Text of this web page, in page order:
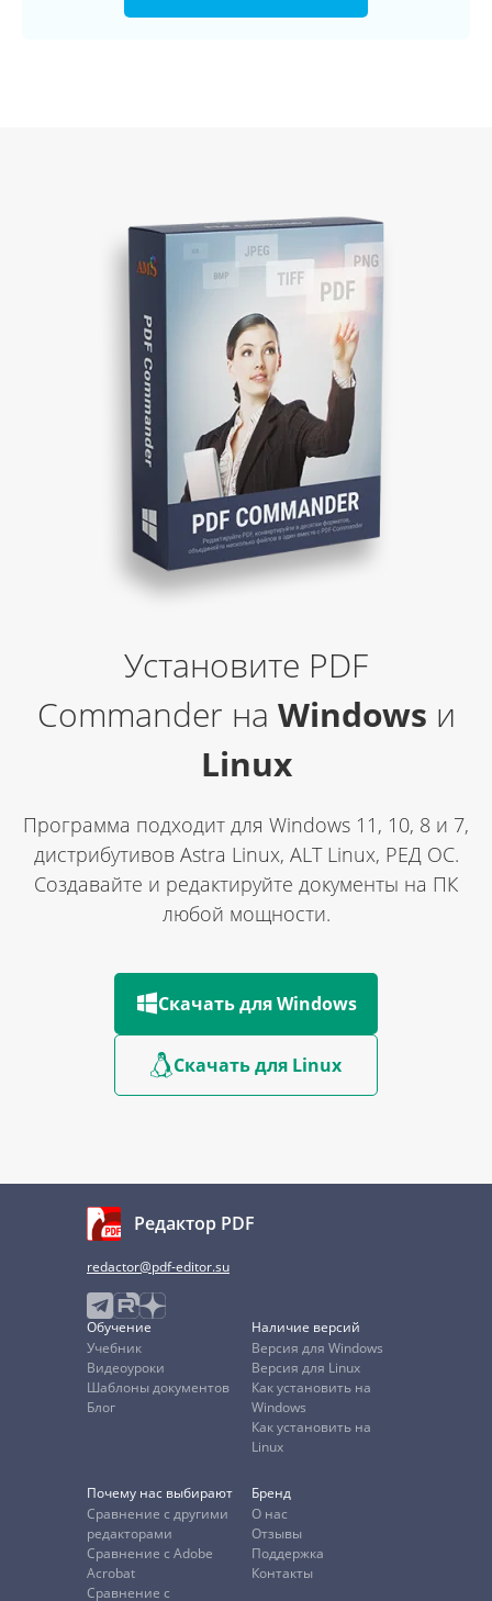
Установите PDF
Commander на Windows и
Linux
Программа подходит для Windows 11, 10, 8 и 7,
дистрибутивов Astra Linux, ALT Linux, РЕД ОС.
Создавайте и редактируйте документы на ПК
любой мощности.
Скачать для Windows
Скачать для Linux
Редактор PDF
redactor@pdf-editor.su
Обучение
Учебник
Видеоуроки
Шаблоны документов
Блог
Наличие версий
Версия для Windows
Версия для Linux
Как установить на
Windows
Как установить на
Linux
Почему нас выбирают
Сравнение с другими
редакторами
Сравнение с Adobe
Acrobat
Сравнение с
Бренд
О нас
Отзывы
Поддержка
Контакты